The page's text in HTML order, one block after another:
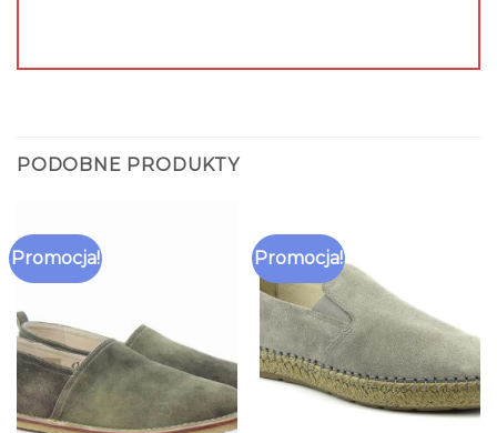
PODOBNE PRODUKTY
Promocja! Promocja!